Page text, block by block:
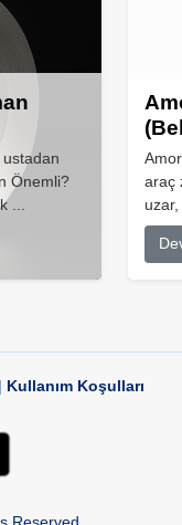
ustadan
Önemli?
...
araç
Kullanım Koşulları